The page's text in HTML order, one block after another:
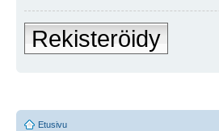
Rekisteröidy
Etusivu